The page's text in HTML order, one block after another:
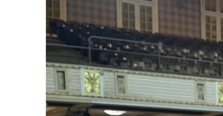
مستشارى لجان الإتحاد
تليفونات تهمك
الجوائز والمراكز خلال العام الجامعى 2019-2020
الأنشطة الطلابية
2016-2017
2017-2018
2019-2020